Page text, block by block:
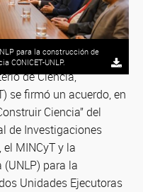
para la construcción de
CONICET-UNLP.
de Ciencia,
se firmó un acuerdo, en
Ciencia” del
de Investigaciones
el MINCyT y la
para la
Unidades Ejecutoras